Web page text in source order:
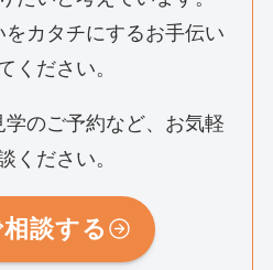
カタチにするお手伝い
ください。
のご予約など、お気軽
ください。
談する